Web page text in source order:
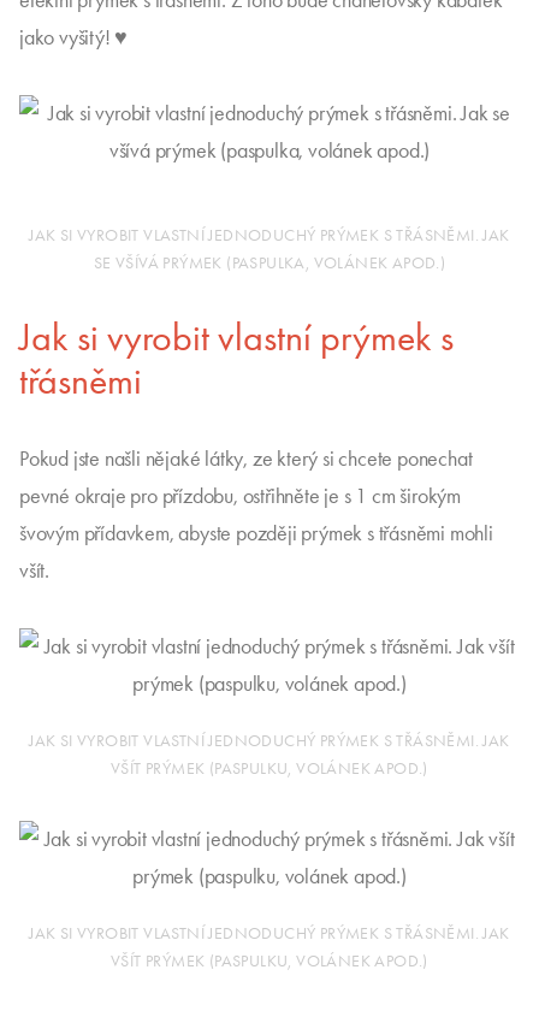
jako vyšitý! ♥
JAK SI VYROBIT VLASTNÍ JEDNODUCHÝ PRÝMEK S TŘÁSNĚMI. JAK
SE VŠÍVÁ PRÝMEK (PASPULKA, VOLÁNEK APOD.)
Jak si vyrobit vlastní prýmek s
třásněmi
Pokud jste našli nějaké látky, ze který si chcete ponechat
pevné okraje pro přízdobu, ostřihněte je s 1 cm širokým
švovým přídavkem, abyste později prýmek s třásněmi mohli
všít.
JAK SI VYROBIT VLASTNÍ JEDNODUCHÝ PRÝMEK S TŘÁSNĚMI. JAK
VŠÍT PRÝMEK (PASPULKU, VOLÁNEK APOD.)
JAK SI VYROBIT VLASTNÍ JEDNODUCHÝ PRÝMEK S TŘÁSNĚMI. JAK
VŠÍT PRÝMEK (PASPULKU, VOLÁNEK APOD.)